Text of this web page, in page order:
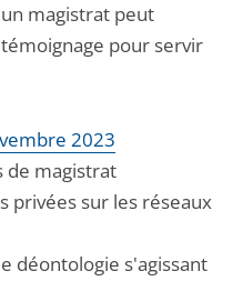
magistrat peut
pour servir
2023
de magistrat
privées sur les réseaux
déontologie s'agissant